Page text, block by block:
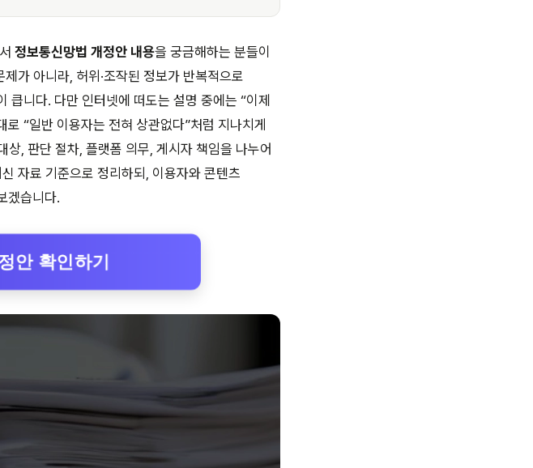
정보통신망법 개정안 내용을 궁금해하는 분들이
가 아니라, 허위·조작된 정보가 반복적으로
니다. 다만 인터넷에 떠도는 설명 중에는 “이제
“일반 이용자는 전혀 상관없다”처럼 지나치게
, 판단 절차, 플랫폼 의무, 게시자 책임을 나누어
자료 기준으로 정리하되, 이용자와 콘텐츠
겠습니다.
안 확인하기